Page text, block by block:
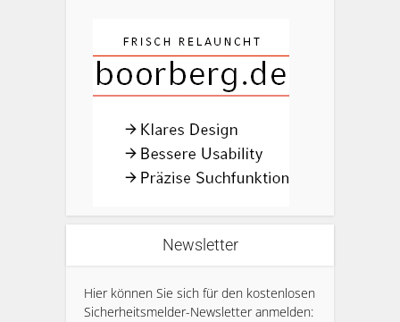
Newsletter
Hier können Sie sich für den kostenlosen
Sicherheitsmelder-Newsletter anmelden: